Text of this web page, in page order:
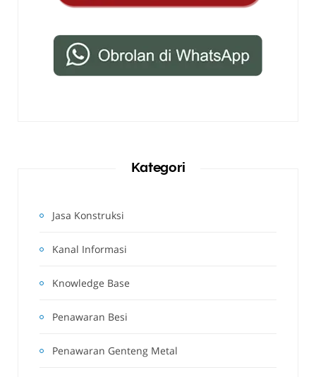
Kategori
Jasa Konstruksi
Kanal Informasi
Knowledge Base
Penawaran Besi
Penawaran Genteng Metal